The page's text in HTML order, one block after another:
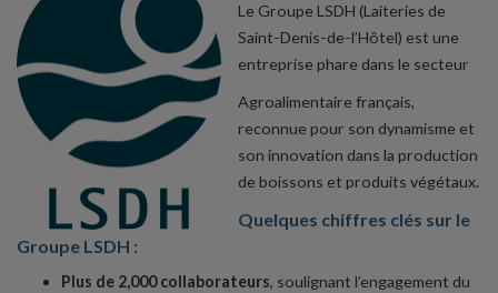
Le Groupe LSDH (Laiteries de
Saint-Denis-de-l’Hôtel) est une
entreprise phare dans le secteur
Agroalimentaire français,
reconnue pour son dynamisme et
son innovation dans la production
de boissons et produits végétaux.
Quelques chiffres clés sur le
Groupe LSDH :
Plus de 2,000 collaborateurs, soulignant l’engagement du